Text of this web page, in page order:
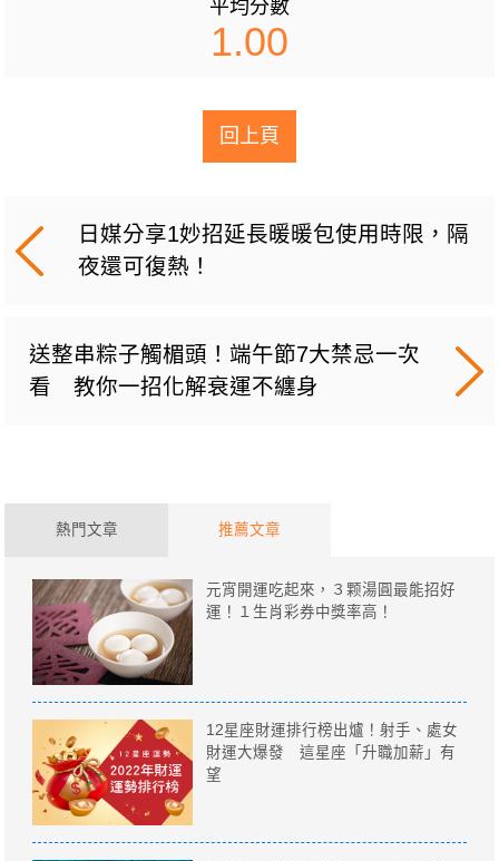
平均分數
1.00
回上頁
日媒分享1妙招延長暖暖包使用時限，隔
夜還可復熱！
送整串粽子觸楣頭！端午節7大禁忌一次
看 教你一招化解衰運不纏身
熱門文章 推薦文章
元宵開運吃起來，３颗湯圓最能招好
運！１生肖彩券中獎率高！
12星座財運排行榜出爐！射手、處女
財運大爆發 這星座「升職加薪」有
望